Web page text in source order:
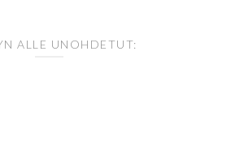
ALLE UNOHDETUT: